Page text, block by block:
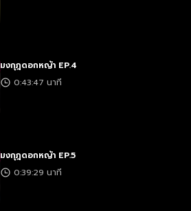
มงกุฎดอกหญ้า EP.4
0:43:47 นาที
มงกุฎดอกหญ้า EP.5
0:39:29 นาที